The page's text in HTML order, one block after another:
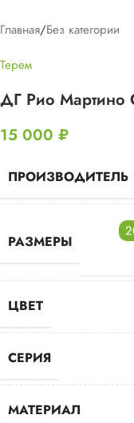
Главная/Без категории
Терем
ДГ Рио Мартино
15 000 ₽
ПРОИЗВОДИТЕЛЬ
РАЗМЕРЫ
ЦВЕТ
СЕРИЯ
МАТЕРИАЛ